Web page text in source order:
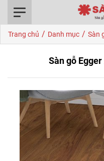
Trang chủ / Danh mục / Sàn
Sàn gỗ